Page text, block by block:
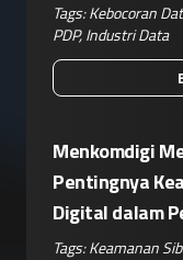
Tags:Kebocoran
PDP,Industri Data
Menkomdigi
Pentingnya
Digital dalam
Tags:Keamanan